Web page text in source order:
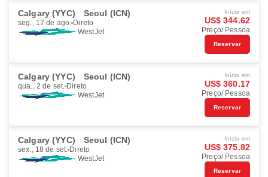
Calgary (YYC) Seoul (ICN)
seg., 17 de ago. Direto
WestJet
Início em
US$ 344.62
Preço/ Pessoa
Reservar
Calgary (YYC) Seoul (ICN)
qua., 2 de set. Direto
WestJet
Início em
US$ 360.17
Preço/ Pessoa
Reservar
Calgary (YYC) Seoul (ICN)
sex., 18 de set. Direto
WestJet
Início em
US$ 375.82
Preço/ Pessoa
Reservar